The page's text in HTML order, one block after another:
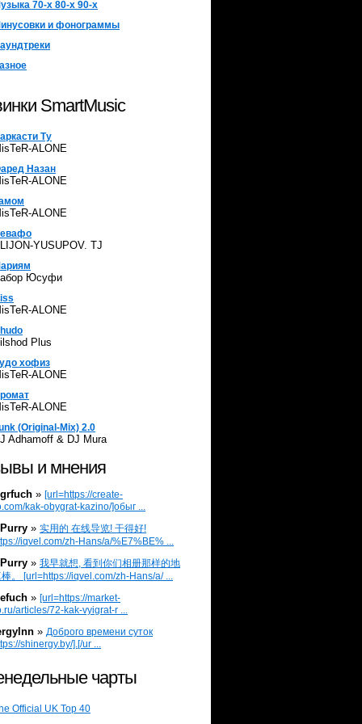
70-х 80-х 90-х
и фонограммы
SmartMusic
Ту
ALONE
Назан
ALONE
ALONE
YUSUPOV. TJ
Юсуфи
ALONE
Plus
хофиз
ALONE
ALONE
(Original-Mix) 2.0
Adhamoff & DJ Mura
и мнения
» [url=https://create-
kak-obygrat-kazino/]обыг ...
» 实用的 在线导览! 干得好!
iqvel.com/zh-Hans/a/%E7%BE% ...
» 我早就想, 看到你们相册那样的地
。 [url=https://iqvel.com/zh-Hans/a/ ...
» [url=https://market-
articles/72-kak-vyigrat-r ...
» Доброго времени суток
shinergy.by/].[/ur ...
чарты
Official UK Top 40